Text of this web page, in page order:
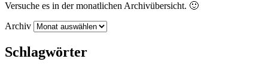
Versuche es in der monatlichen Archivübersicht. 🙂
Archiv
Schlagwörter